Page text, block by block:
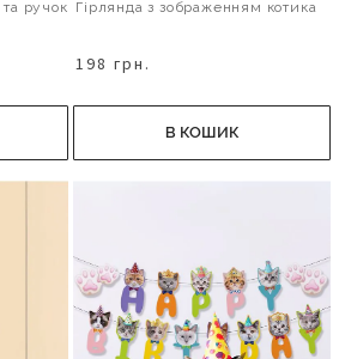
та ручок Гірлянда з зображенням котика
198 грн.
В КОШИК